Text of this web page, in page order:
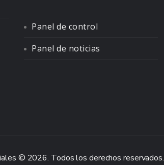
Panel de control
Panel de noticias
© 2026. Todos los derechos reservados.